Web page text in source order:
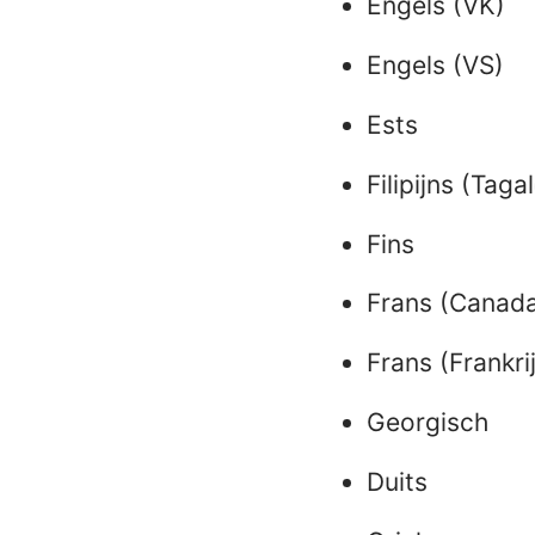
Engels (VS)
Ests
Filipijns
Fins
Frans
Frans
Georgisch
Duits